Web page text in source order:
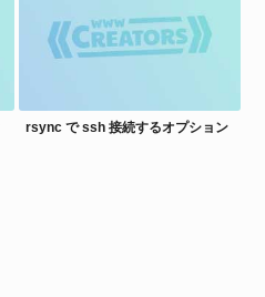
rsync で ssh 接続するオプション